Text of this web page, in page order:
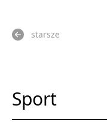
starsze
Sport